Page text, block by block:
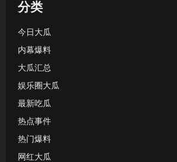
分类
今日大瓜
内幕爆料
大瓜汇总
娱乐圈大瓜
最新吃瓜
热点事件
热门爆料
网红大瓜